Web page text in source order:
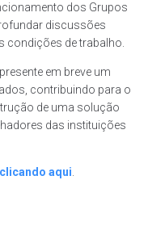
dos Grupos
discussões
condições de trabalho.
em breve um
contribuindo para o
de uma solução
das instituições
clicando aqui.